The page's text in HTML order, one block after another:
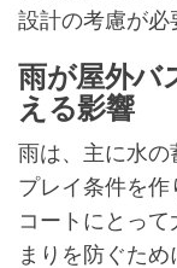
設計の考慮が必
雨が屋外バ
える影響
雨は、主に水
プレイ条件を
コートにとっ
まりを防ぐた